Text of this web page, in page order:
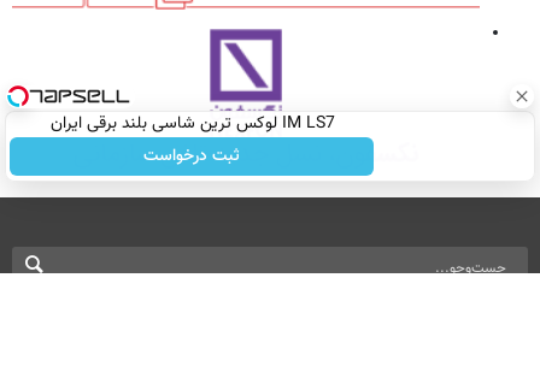
IM LS7 لوکس ترین شاسی بلند برقی ایران
ثبت درخواست